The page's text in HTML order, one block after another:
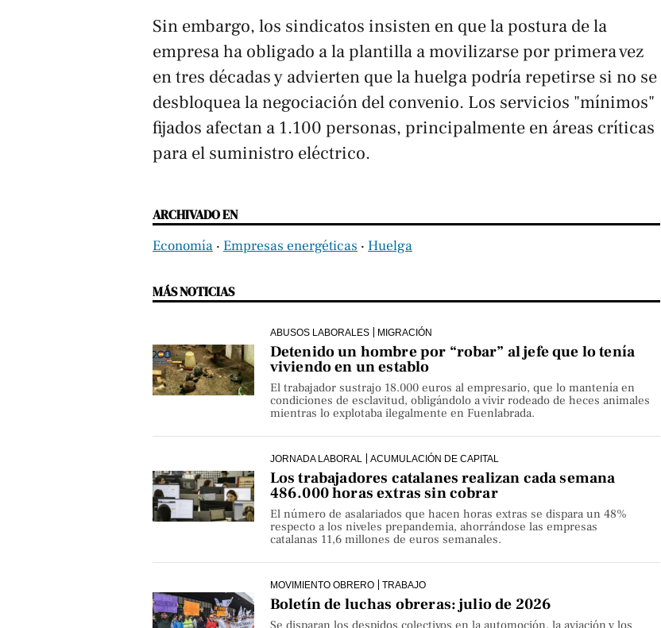
Sin embargo, los sindicatos insisten en que la postura de la
empresa ha obligado a la plantilla a movilizarse por primera vez
en tres décadas y advierten que la huelga podría repetirse si no se
desbloquea la negociación del convenio. Los servicios "mínimos"
fijados afectan a 1.100 personas, principalmente en áreas críticas
para el suministro eléctrico.
ARCHIVADO EN
Economía ‧ Empresas energéticas ‧ Huelga
MÁS NOTICIAS
ABUSOS LABORALES MIGRACIÓN
Detenido un hombre por “robar” al jefe que lo tenía
viviendo en un establo
El trabajador sustrajo 18.000 euros al empresario, que lo mantenía en
condiciones de esclavitud, obligándolo a vivir rodeado de heces animales
mientras lo explotaba ilegalmente en Fuenlabrada.
JORNADA LABORAL ACUMULACIÓN DE CAPITAL
Los trabajadores catalanes realizan cada semana
486.000 horas extras sin cobrar
El número de asalariados que hacen horas extras se dispara un 48%
respecto a los niveles prepandemia, ahorrándose las empresas
catalanas 11,6 millones de euros semanales.
MOVIMIENTO OBRERO TRABAJO
Boletín de luchas obreras: julio de 2026